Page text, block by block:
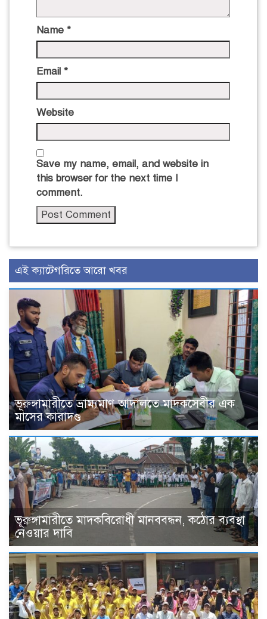
Name *
Email *
Website
Save my name, email, and website in
this browser for the next time I
comment.
এই ক্যাটেগরিতে আরো খবর
ভূরুঙ্গামারীতে ভ্রাম্যমাণ আদালতে মাদকসেবীর এক
মাসের কারাদণ্ড
ভূরুঙ্গামারীতে মাদকবিরোধী মানববন্ধন, কঠোর ব্যবস্থা
নেওয়ার দাবি